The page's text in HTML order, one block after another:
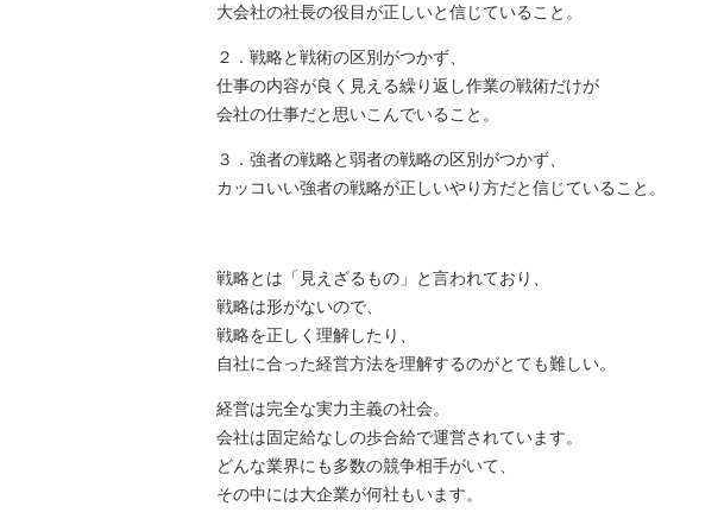
大会社の社長の役目が正しいと信じていること。
２．戦略と戦術の区別がつかず、
仕事の内容が良く見える繰り返し作業の戦術だけが
会社の仕事だと思いこんでいること。
３．強者の戦略と弱者の戦略の区別がつかず、
カッコいい強者の戦略が正しいやり方だと信じていること。
戦略とは「見えざるもの」と言われており、
戦略は形がないので、
戦略を正しく理解したり、
自社に合った経営方法を理解するのがとても難しい。
経営は完全な実力主義の社会。
会社は固定給なしの歩合給で運営されています。
どんな業界にも多数の競争相手がいて、
その中には大企業が何社もいます。